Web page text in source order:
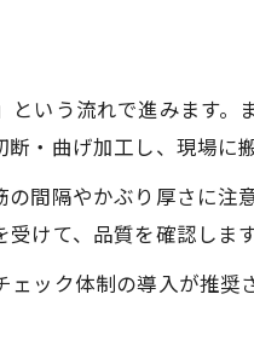
いう流れで進みます。
・曲げ加工し、現場に搬
間隔やかぶり厚さに注
けて、品質を確認します
ック体制の導入が推奨